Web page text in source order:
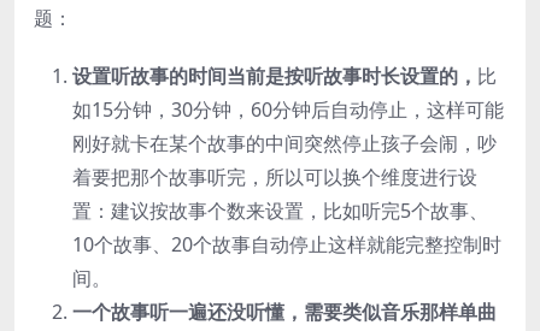
题：
设置听故事的时间当前是按听故事时长设置的， 比
如15分钟，30分钟，60分钟后自动停止，这样可能
刚好就卡在某个故事的中间突然停止孩子会闹，吵
着要把那个故事听完，所以可以换个维度进行设
置：建议按故事个数来设置，比如听完5个故事、
10个故事、20个故事自动停止这样就能完整控制时
间。
一个故事听一遍还没听懂，需要类似音乐那样单曲